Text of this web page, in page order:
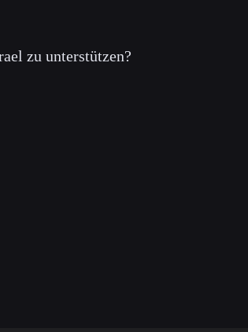
zu unterstützen?